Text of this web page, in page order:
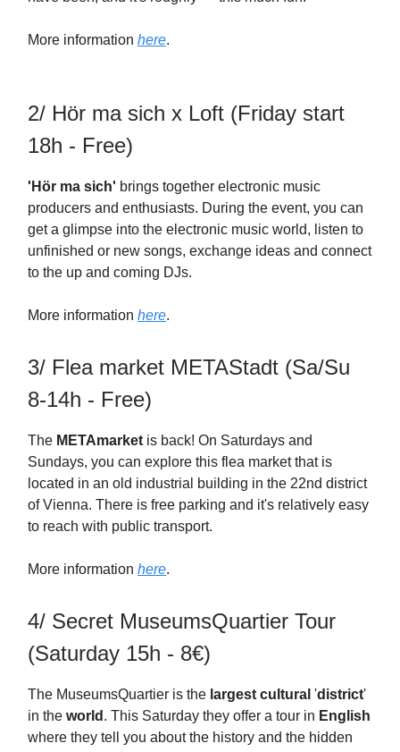
More information here.
2/ Hör ma sich x Loft (Friday start
18h - Free)
'Hör ma sich' brings together electronic music
producers and enthusiasts. During the event, you can
get a glimpse into the electronic music world, listen to
unfinished or new songs, exchange ideas and connect
to the up and coming DJs.
More information here.
3/ Flea market METAStadt (Sa/Su
8-14h - Free)
The METAmarket is back! On Saturdays and
Sundays, you can explore this flea market that is
located in an old industrial building in the 22nd district
of Vienna. There is free parking and it's relatively easy
to reach with public transport.
More information here.
4/ Secret MuseumsQuartier Tour
(Saturday 15h - 8€)
The MuseumsQuartier is the largest cultural 'district'
in the world . This Saturday they offer a tour in English
where they tell you about the history and the hidden